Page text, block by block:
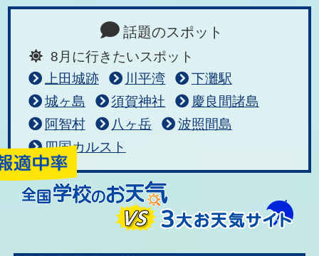
話題のスポット
8月に行きたいスポット
上田城跡
川平湾
下灘駅
城ヶ島
須賀神社
慶良間諸島
阿智村
八ヶ岳
波照間島
四国カルスト